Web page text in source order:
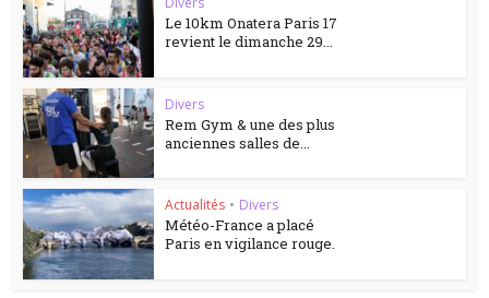
Le 10km Onatera Paris 17
revient le dimanche 29...
Divers
Rem Gym & une des plus
anciennes salles de...
Actualités • Divers
Météo-France a placé
Paris en vigilance rouge.